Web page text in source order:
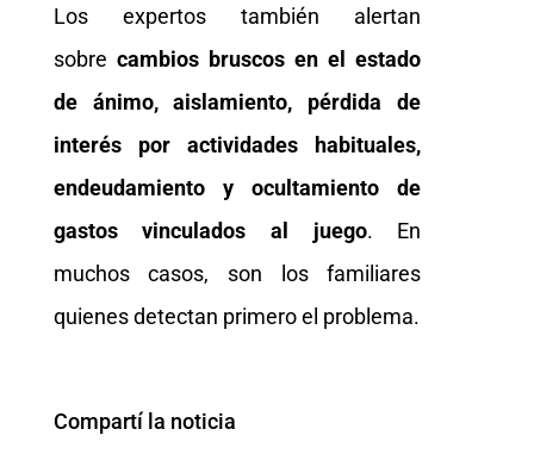
Los expertos también alertan
sobre cambios bruscos en el estado
de ánimo, aislamiento, pérdida de
interés por actividades habituales,
endeudamiento y ocultamiento de
gastos vinculados al juego. En
muchos casos, son los familiares
quienes detectan primero el problema.
Compartí la noticia